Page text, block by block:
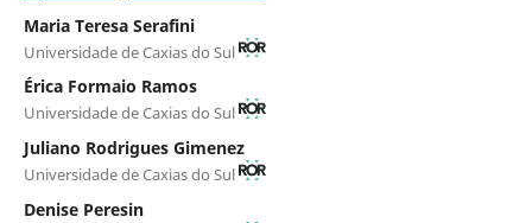
Maria Teresa Serafini
Universidade de Caxias do Sul
Érica Formaio Ramos
Universidade de Caxias do Sul
Juliano Rodrigues Gimenez
Universidade de Caxias do Sul
Denise Peresin